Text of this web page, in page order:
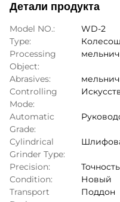
Детали продукта
Model NO.:
WD-2
Type:
Processing
Object:
Abrasives:
Controlling
Mode:
Automatic
Grade:
Cylindrical
Grinder Type:
Precision:
Точность
Condition:
Новый
Transport
Поддон